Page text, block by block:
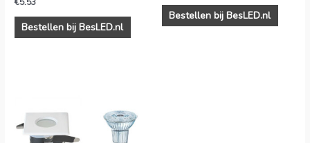
Bestellen bij BesLED.nl
Bestellen bij BesLED.nl